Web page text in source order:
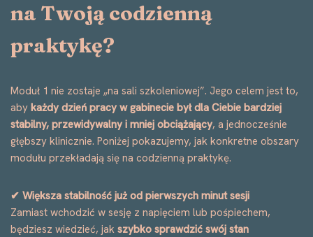
na Twoją codzienną
praktykę?
Moduł 1 nie zostaje „na sali szkoleniowej”. Jego celem jest to,
aby każdy dzień pracy w gabinecie był dla Ciebie bardziej
stabilny, przewidywalny i mniej obciążający, a jednocześnie
głębszy klinicznie. Poniżej pokazujemy, jak konkretne obszary
modułu przekładają się na codzienną praktykę.
✔ Większa stabilność już od pierwszych minut sesji
Zamiast wchodzić w sesję z napięciem lub pośpiechem,
będziesz wiedzieć, jak szybko sprawdzić swój stan